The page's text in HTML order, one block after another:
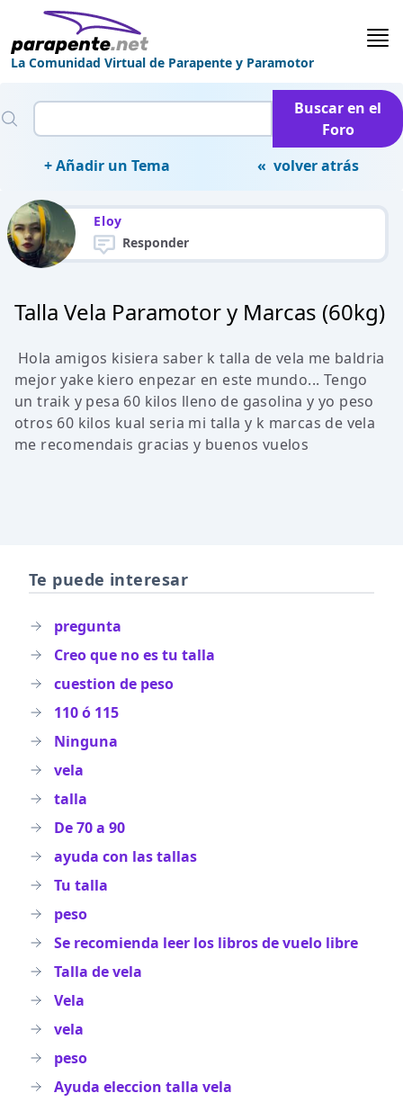
La Comunidad Virtual de Parapente y Paramotor
Buscar en el
Foro
+ Añadir un Tema
« volver atrás
Eloy
Responder
Talla Vela Paramotor y Marcas (60kg)
Hola amigos kisiera saber k talla de vela me baldria
mejor yake kiero enpezar en este mundo... Tengo
un traik y pesa 60 kilos lleno de gasolina y yo peso
otros 60 kilos kual seria mi talla y k marcas de vela
me recomendais gracias y buenos vuelos
Te puede interesar
pregunta
Creo que no es tu talla
cuestion de peso
110 ó 115
Ninguna
vela
talla
De 70 a 90
ayuda con las tallas
Tu talla
peso
Se recomienda leer los libros de vuelo libre
Talla de vela
Vela
vela
peso
Ayuda eleccion talla vela